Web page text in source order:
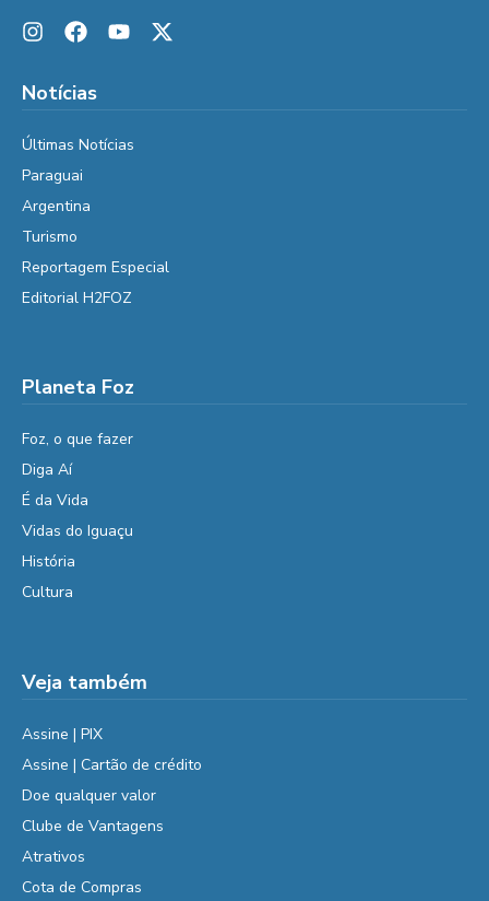
Notícias
Últimas Notícias
Paraguai
Argentina
Turismo
Reportagem Especial
Editorial H2FOZ
Planeta Foz
Foz, o que fazer
Diga Aí
É da Vida
Vidas do Iguaçu
História
Cultura
Veja também
Assine | PIX
Assine | Cartão de crédito
Doe qualquer valor
Clube de Vantagens
Atrativos
Cota de Compras